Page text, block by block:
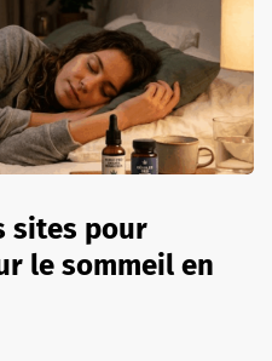
sites pour
le sommeil en